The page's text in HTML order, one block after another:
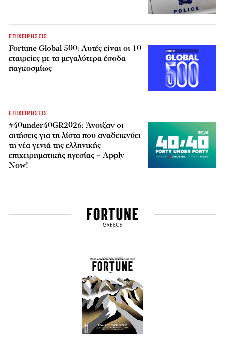
ΕΠΙΧΕΙΡΗΣΕΙΣ
Fortune Global 500: Αυτές είναι οι 10
εταιρείες με τα μεγαλύτερα έσοδα
παγκοσμίως
ΕΠΙΧΕΙΡΗΣΕΙΣ
#40under40GR2026: Άνοιξαν οι
αιτήσεις για τη λίστα που αναδεικνύει
τη νέα γενιά της ελληνικής
επιχειρηματικής ηγεσίας – Apply
Now!